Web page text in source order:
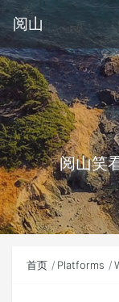
阅山
阅山笑
首页 Platforms